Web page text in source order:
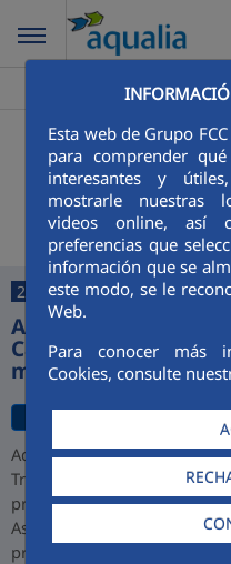
Esta web de Grupo
para comprender
interesantes y
mostrarle nuestras
videos online, así
preferencias que
información que se
este modo, se le
Web.
Para conocer más
Cookies, consulte
>Villar del Rey
27/07/2026
Aqualia desarrollará
Cajamarca y
millones de euros
Aqualia ha resultado
Tratamiento de Aguas
promovido por
Asociación Público-Privada
presencia en Perú y su